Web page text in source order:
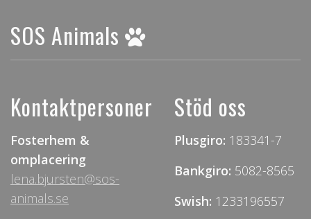
SOS Animals
Kontaktpersoner
Fosterhem &
omplacering
lena.bjursten@sos-
animals.se
Stöd oss
Plusgiro: 183341-7
Bankgiro: 5082-8565
Swish: 1233196557